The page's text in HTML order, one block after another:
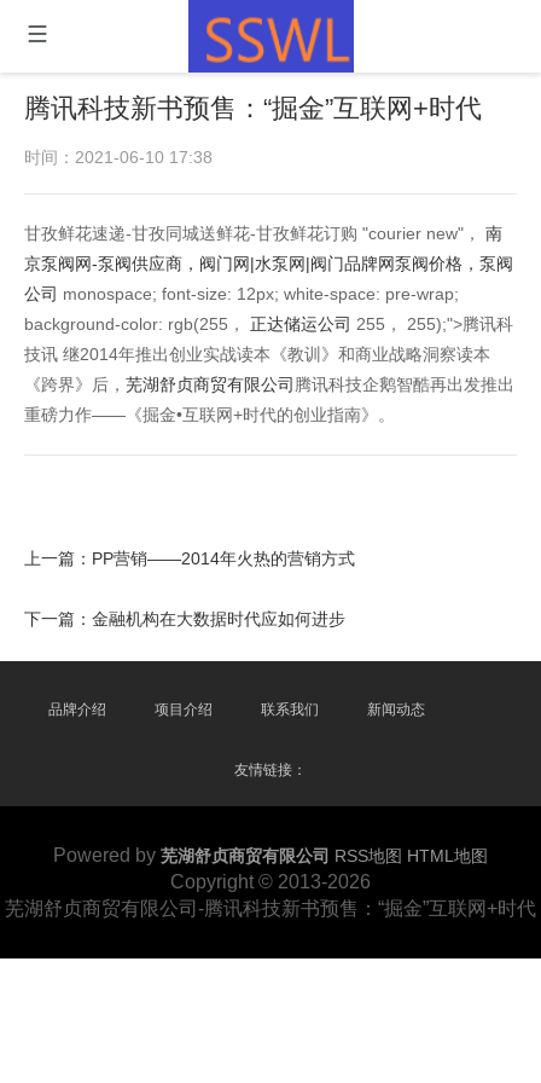
腾讯科技新书预售：“掘金”互联网+时代
时间：2021-06-10 17:38
甘孜鲜花速递-甘孜同城送鲜花-甘孜鲜花订购 "courier new"， 南
京泵阀网-泵阀供应商，阀门网|水泵网|阀门品牌网泵阀价格，泵阀
公司 monospace; font-size: 12px; white-space: pre-wrap;
background-color: rgb(255， 正达储运公司 255， 255);">腾讯科
技讯 继2014年推出创业实战读本《教训》和商业战略洞察读本
《跨界》后， 芜湖舒贞商贸有限公司 腾讯科技企鹅智酷再出发推出
重磅力作——《掘金•互联网+时代的创业指南》。
上一篇： PP营销——2014年火热的营销方式
下一篇： 金融机构在大数据时代应如何进步
品牌介绍 项目介绍 联系我们 新闻动态
友情链接：
Powered by 芜湖舒贞商贸有限公司 RSS地图 HTML地图
Copyright © 2013-2026
芜湖舒贞商贸有限公司-腾讯科技新书预售：“掘金”互联网+时代